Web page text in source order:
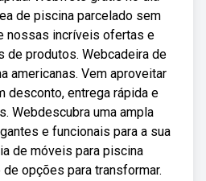
de piscina parcelado sem
nossas incríveis ofertas e
de produtos. Webcadeira de
americanas. Vem aproveitar
desconto, entrega rápida e
Webdescubra uma ampla
e funcionais para a sua
de móveis para piscina
opções para transformar.